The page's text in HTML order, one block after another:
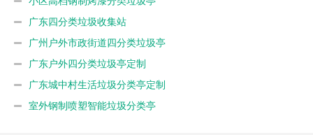
广东四分类垃圾收集站
广州户外市政街道四分类垃圾亭
广东户外四分类垃圾亭定制
广东城中村生活垃圾分类亭定制
室外钢制喷塑智能垃圾分类亭